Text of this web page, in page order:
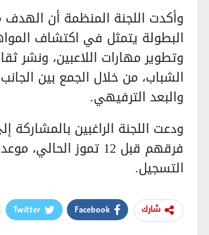
وأكدت اللجنة المنظمة أن الهدف
البطولة يتمثل في اكتشاف
وتطوير مهارات اللاعبين، ونشر
الشباب، من خلال الجمع بين
والبعد الترفيهي.
ودعت اللجنة الراغبين بالمشاركة
فرقهم قبل 12 تموز الحالي،
التسجيل.
شارك Facebook
Twitter